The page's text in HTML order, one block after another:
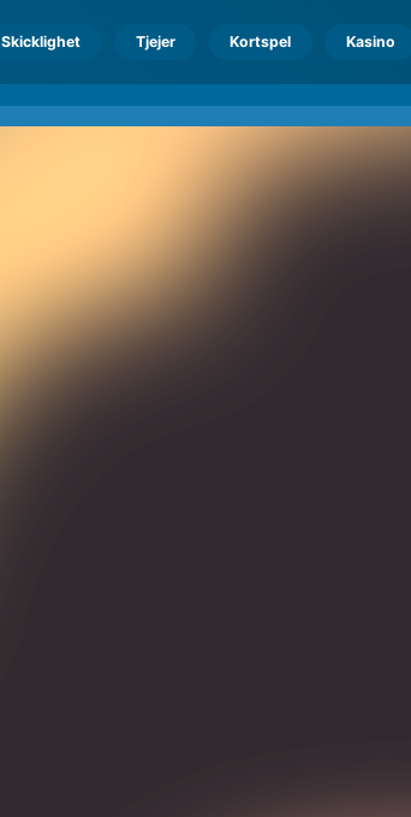
Skicklighet Tjejer Kortspel Kasino